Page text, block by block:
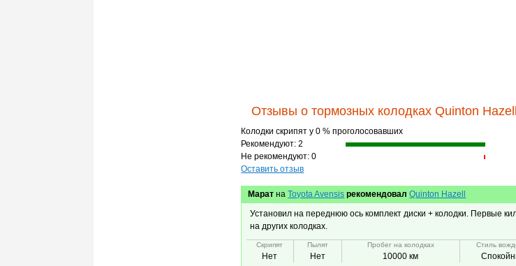
Отзывы о тормозных колодках Quinton Hazell
Колодки скрипят у 0 % проголосовавших
Рекомендуют: 2
Не рекомендуют: 0
Оставить отзыв
Марат на Toyota Avensis рекомендовал Quinton Hazell
Установил на переднюю ось комплект диски + колодки. Первые
на других колодках.
Скрипят
Нет
Пылят
Нет
Пробег на колодках
10000 км
Стиль